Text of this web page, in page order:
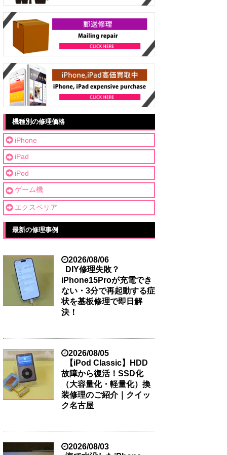
機種別の修理価格
iPhone
iPad
iPod
ゲーム機
エクスペリア
最新の修理事例
2026/08/06
DIY修理失敗？
iPhone15Proが充電でき
ない・3分で再起動する症
状を基板修理で即日解
決！
2026/08/05
【iPod Classic】HDD
故障から復活！SSD化
（大容量化・軽量化）換
装修理のご紹介｜クイッ
ク名古屋
2026/08/03